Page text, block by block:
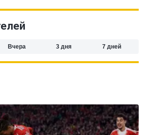
Вчера 3 дня 7 дней